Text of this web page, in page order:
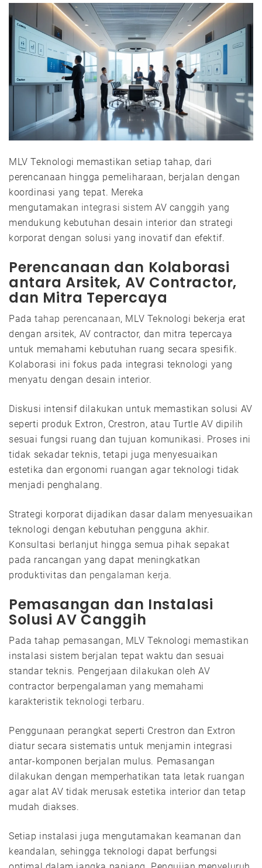
MLV Teknologi memastikan setiap tahap, dari
perencanaan hingga pemeliharaan, berjalan dengan
koordinasi yang tepat. Mereka
mengutamakan integrasi sistem AV canggih yang
mendukung kebutuhan desain interior dan strategi
korporat dengan solusi yang inovatif dan efektif.
Perencanaan dan Kolaborasi
antara Arsitek, AV Contractor,
dan Mitra Tepercaya
Pada tahap perencanaan, MLV Teknologi bekerja erat
dengan arsitek, AV contractor, dan mitra tepercaya
untuk memahami kebutuhan ruang secara spesifik.
Kolaborasi ini fokus pada integrasi teknologi yang
menyatu dengan desain interior.
Diskusi intensif dilakukan untuk memastikan solusi AV
seperti produk Extron, Crestron, atau Turtle AV dipilih
sesuai fungsi ruang dan tujuan komunikasi. Proses ini
tidak sekadar teknis, tetapi juga menyesuaikan
estetika dan ergonomi ruangan agar teknologi tidak
menjadi penghalang.
Strategi korporat dijadikan dasar dalam menyesuaikan
teknologi dengan kebutuhan pengguna akhir.
Konsultasi berlanjut hingga semua pihak sepakat
pada rancangan yang dapat meningkatkan
produktivitas dan pengalaman kerja.
Pemasangan dan Instalasi
Solusi AV Canggih
Pada tahap pemasangan, MLV Teknologi memastikan
instalasi sistem berjalan tepat waktu dan sesuai
standar teknis. Pengerjaan dilakukan oleh AV
contractor berpengalaman yang memahami
karakteristikteknologi terbaru.
Penggunaan perangkat seperti Crestron dan Extron
diatur secara sistematis untuk menjamin integrasi
antar-komponen berjalan mulus. Pemasangan
dilakukan dengan memperhatikan tata letak ruangan
agar alat AV tidak merusak estetika interior dan tetap
mudah diakses.
Setiap instalasi juga mengutamakan keamanan dan
keandalan, sehingga teknologi dapat berfungsi